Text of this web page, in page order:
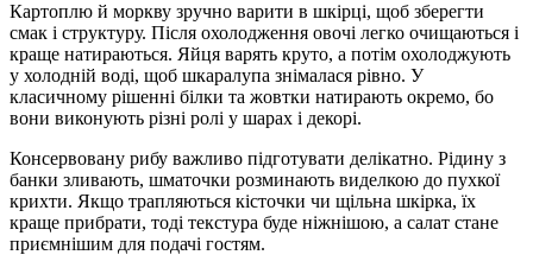
Картоплю й моркву зручно варити в шкірці, щоб зберегти
смак і структуру. Після охолодження овочі легко очищаються і
краще натираються. Яйця варять круто, а потім охолоджують
у холодній воді, щоб шкаралупа знімалася рівно. У
класичному рішенні білки та жовтки натирають окремо, бо
вони виконують різні ролі у шарах і декорі.
Консервовану рибу важливо підготувати делікатно. Рідину з
банки зливають, шматочки розминають виделкою до пухкої
крихти. Якщо трапляються кісточки чи щільна шкірка, їх
краще прибрати, тоді текстура буде ніжнішою, а салат стане
приємнішим для подачі гостям.